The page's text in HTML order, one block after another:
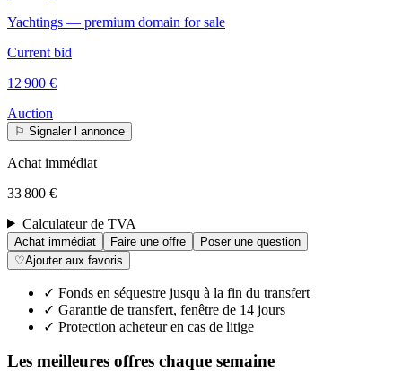
Yachtings — premium domain for sale
Current bid
12 900 €
Auction
⚐ Signaler l annonce
Achat immédiat
33 800 €
Calculateur de TVA
Achat immédiat Faire une offre
Poser une question
♡Ajouter aux favoris
✓ Fonds en séquestre jusqu à la fin du transfert
✓ Garantie de transfert, fenêtre de 14 jours
✓ Protection acheteur en cas de litige
Les meilleures offres chaque semaine